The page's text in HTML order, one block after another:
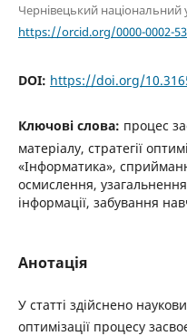
Чернівецький національний
https://orcid.org/0000-0002-
DOI: https://doi.org/
Ключові слова: процес
матеріалу, стратегії
«Інформатика»,
осмислення,
інформації, забування
Анотація
У статті здійснено
оптимізації процесу